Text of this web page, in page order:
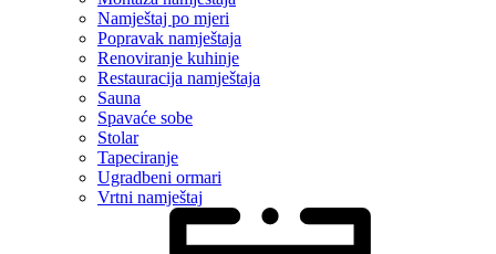
Namještaj po mjeri
Popravak namještaja
Renoviranje kuhinje
Restauracija namještaja
Sauna
Spavaće sobe
Stolar
Tapeciranje
Ugradbeni ormari
Vrtni namještaj